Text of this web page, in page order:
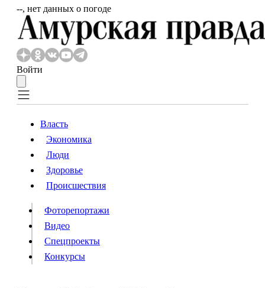
‐‐, нет данных о погоде
Войти
Власть
Происшествия
Видео
Конкурсы
Власть
Экономика
Люди
Здоровье
Происшествия
Фоторепортажи
Видео
Спецпроекты
Конкурсы